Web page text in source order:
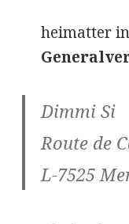
heimatter
Dimmi Si
Route de
L-7525